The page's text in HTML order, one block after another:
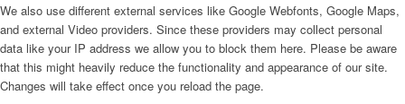
We also use different external services like Google Webfonts, Google Maps,
and external Video providers. Since these providers may collect personal
data like your IP address we allow you to block them here. Please be aware
that this might heavily reduce the functionality and appearance of our site.
Changes will take effect once you reload the page.